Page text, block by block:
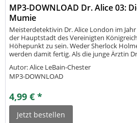
MP3-DOWNLOAD Dr. Alice 03:
Mumie
Meisterdetektivin Dr. Alice London im
der Hauptstadt des Vereinigten
Höhepunkt zu sein. Weder Sherlock
werden damit fertig. Als die junge Ärztin
Autor: Alice LeBain-Chester
MP3-DOWNLOAD
4,99 € *
Jetzt bestellen